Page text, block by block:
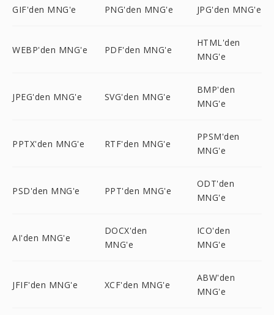
GIF'den MNG'e PNG'den MNG'e JPG'den MNG'e
WEBP'den MNG'e PDF'den MNG'e
HTML'den
MNG'e
JPEG'den MNG'e SVG'den MNG'e
BMP'den
MNG'e
PPTX'den MNG'e RTF'den MNG'e
PPSM'den
MNG'e
PSD'den MNG'e PPT'den MNG'e
ODT'den
MNG'e
AI'den MNG'e
DOCX'den
MNG'e
ICO'den
MNG'e
JFIF'den MNG'e XCF'den MNG'e
ABW'den
MNG'e